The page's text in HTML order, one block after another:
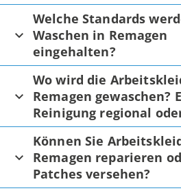
Welche Standards
Waschen in Remagen
eingehalten?
Wo wird die
Remagen gewaschen?
Reinigung regional
Können Sie
Remagen reparieren
Patches versehen?